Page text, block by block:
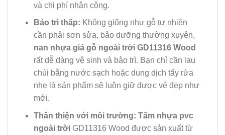
và chi phí nhân công.
Bảo trì thấp: Không giống như gỗ tự nhiên
cần phải sơn sửa, bảo dưỡng thường xuyên,
nan nhựa giả gỗ ngoài trời GD11316 Wood
rất dễ dàng vệ sinh và bảo trì. Bạn chỉ cần lau
chùi bằng nước sạch hoặc dung dịch tẩy rửa
nhẹ là sản phẩm sẽ luôn giữ được vẻ đẹp như
mới.
Thân thiện với môi trường: Tấm nhựa pvc
ngoài trờiGD11316 Wood được sản xuất từ